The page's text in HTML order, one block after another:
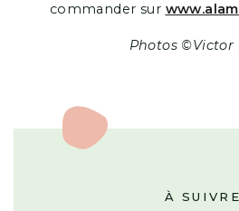
commander sur
Photos ©Victor
À SUIVRE